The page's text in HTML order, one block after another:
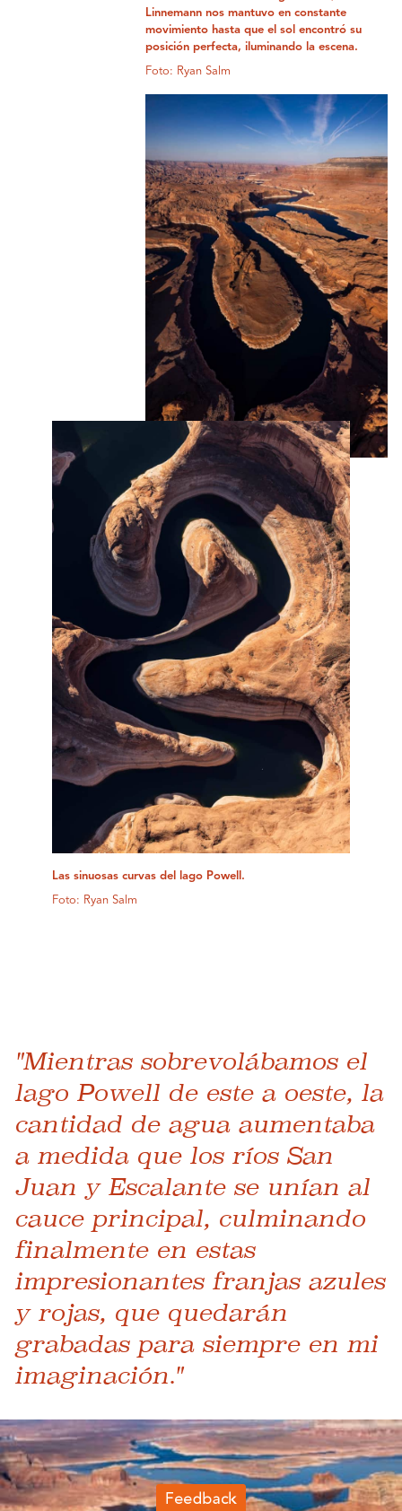
Linnemann nos mantuvo en constante
movimiento hasta que el sol encontró su
posición perfecta, iluminando la escena.
Foto: Ryan Salm
Las sinuosas curvas del lago Powell.
Foto: Ryan Salm
"Mientras sobrevolábamos el
lago Powell de este a oeste, la
cantidad de agua aumentaba
a medida que los ríos San
Juan y Escalante se unían al
cauce principal, culminando
finalmente en estas
impresionantes franjas azules
y rojas, que quedarán
grabadas para siempre en mi
imaginación."